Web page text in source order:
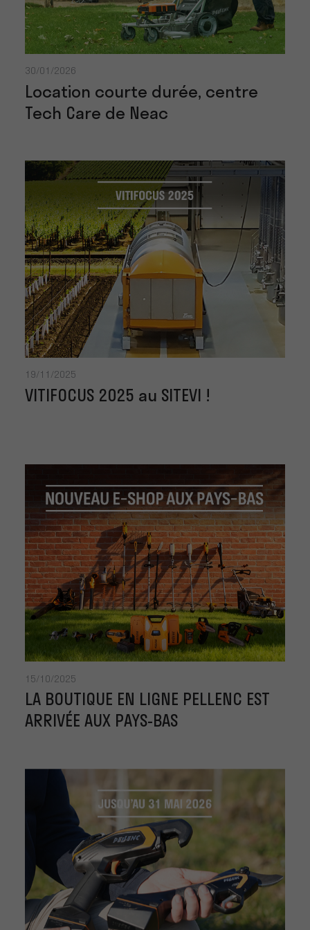
30/01/2026
Location courte durée, centre
Tech Care de Neac
19/11/2025
VITIFOCUS 2025 au SITEVI !
15/10/2025
LA BOUTIQUE EN LIGNE PELLENC EST
ARRIVÉE AUX PAYS-BAS